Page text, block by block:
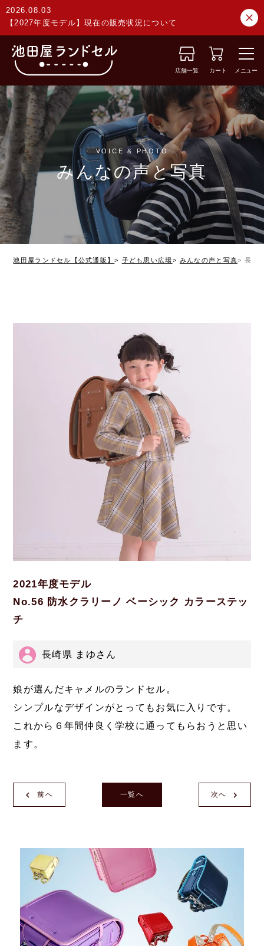
2026.08.03
【2027年度モデル】現在の販売状況について
店舗一覧 カート メニュー
VOICE & PHOTO
みんなの声と写真
池田屋ランドセル【公式通販】 子ども思い広場 みんなの声と写真 長崎
2021年度モデル
No.56 防水クラリーノ ベーシック カラーステッ
チ
長崎県 まゆさん
娘が選んだキャメルのランドセル。
シンプルなデザインがとってもお気に入りです。
これから６年間仲良く学校に通ってもらおうと思い
ます。
前へ 次へ
一覧へ